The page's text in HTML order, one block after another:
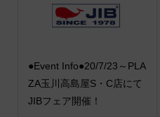
●Event Info●20/7/23～PLA
ZA玉川高島屋S・C店にて
JIBフェア開催！